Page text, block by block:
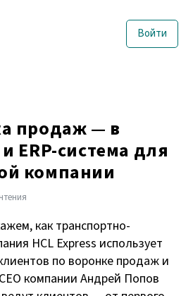
Войти
продаж — в
ERP-система для
компании
как транспортно-
HCL Express использует
по воронке продаж и
компании Андрей Попов